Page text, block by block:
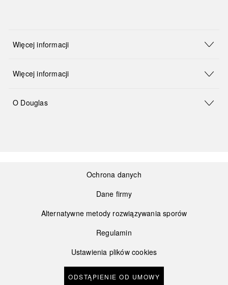
Więcej informacji
Więcej informacji
O Douglas
Ochrona danych
Dane firmy
Alternatywne metody rozwiązywania sporów
Regulamin
Ustawienia plików cookies
ODSTĄPIENIE OD UMOWY